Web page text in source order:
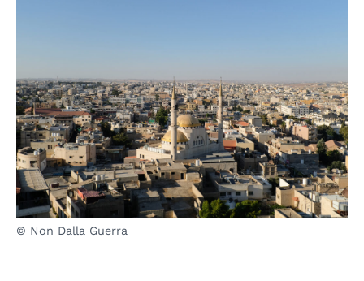
© Non Dalla Guerra